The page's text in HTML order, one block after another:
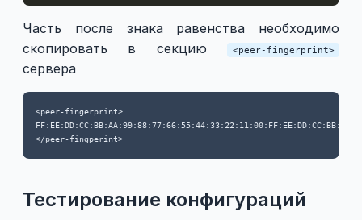
Часть после знака равенства необходимо
скопировать в секцию <peer-fingerprint>
сервера
<peer-fingerprint>
Тестирование конфигураций